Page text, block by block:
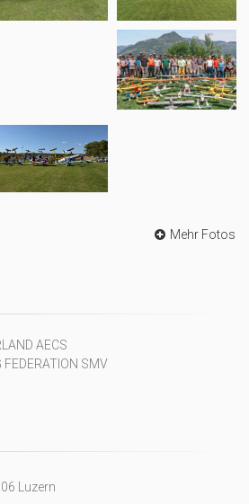
Mehr Fotos
AECS
FEDERATION SMV
Luzern